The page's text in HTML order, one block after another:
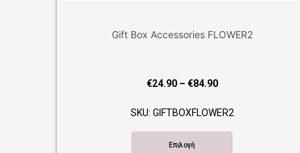
Gift Box Accessories FLOWER2
Price
€24.90
through
€84.90
SKU: GIFTBOXFLOWER2